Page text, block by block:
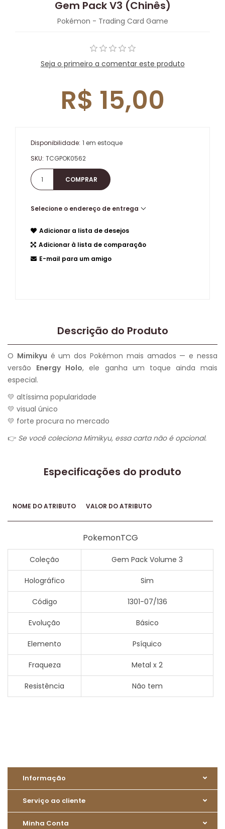
Gem Pack V3 (Chinês)
Pokémon - Trading Card Game
Seja o primeiro a comentar este produto
R$ 15,00
Disponibilidade: 1 em estoque
SKU: TCGPOK0562
Selecione o endereço de entrega
Adicionar a lista de desejos
Adicionar à lista de comparação
E-mail para um amigo
Descrição do Produto
O Mimikyu é um dos Pokémon mais amados — e nessa
versão Energy Holo, ele ganha um toque ainda mais
especial.
💛 altíssima popularidade
💛 visual único
💛 forte procura no mercado
👉 Se você coleciona Mimikyu, essa carta não é opcional.
Especificações do produto
NOME DO ATRIBUTO VALOR DO ATRIBUTO
PokemonTCG
Coleção Gem Pack Volume 3
Holográfico Sim
Código 1301-07/136
Evolução Básico
Elemento Psíquico
Fraqueza Metal x 2
Resistência Não tem
Informação
Serviço ao cliente
Minha Conta